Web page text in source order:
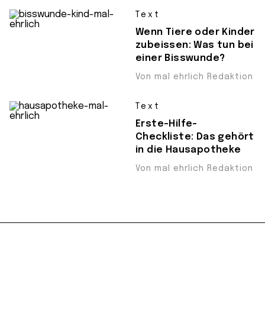
Text
Wenn Tiere oder Kinder
zubeissen: Was tun bei
einer Bisswunde?
Von mal ehrlich Redaktion
Text
Erste-Hilfe-
Checkliste: Das gehört
in die Hausapotheke
Von mal ehrlich Redaktion